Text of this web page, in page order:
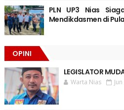
PLN UP3 Nias
Mendikdasmen di
OPINI
LEGISLATOR
Warta Nias